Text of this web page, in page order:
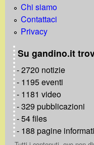
Chi siamo
Contattaci
Privacy
Su gandino.it
- 2720 notizie
- 1195 eventi
- 1181 video
- 329 pubblicazioni
- 54 files
- 188 pagine